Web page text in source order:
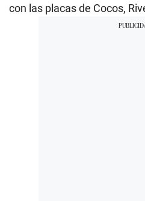
con las placas de Cocos,